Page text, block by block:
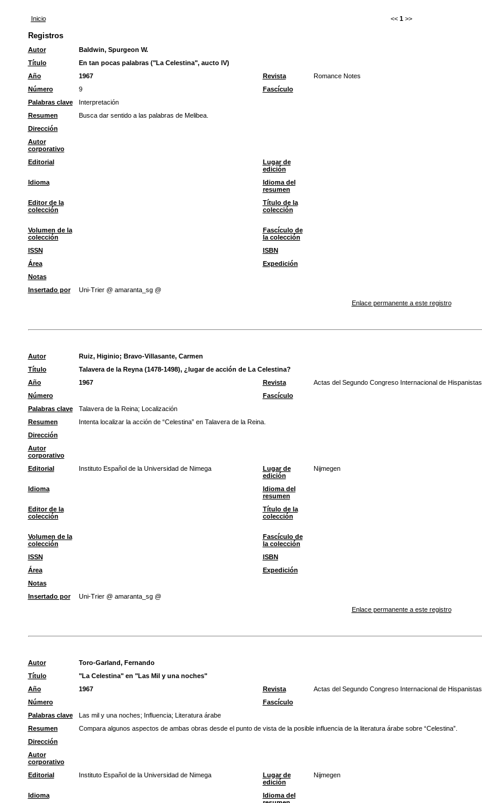
Inicio << 1 >>
Registros
Autor
Baldwin, Spurgeon W.
Título
En tan pocas palabras ("La Celestina", aucto IV)
Año
1967 Revista Romance Notes
Número
9 Fascículo
Palabras clave
Interpretación
Resumen
Busca dar sentido a las palabras de Melibea.
Dirección
Autor
corporativo
Editorial
Lugar de
edición
Idioma
Idioma del
resumen
Editor de la
colección
Título de la
colección
Volumen de la
colección
Fascículo de
la colección
ISSN ISBN
Área
Expedición
Notas
Insertado por
Uni-Trier @ amaranta_sg @
Enlace permanente a este registro
Autor Ruiz, Higinio; Bravo-Villasante, Carmen
Título
Talavera de la Reyna (1478-1498), ¿lugar de acción de La Celestina?
Año
1967 Revista Actas del Segundo Congreso Internacional de Hispanistas
Número
Fascículo
Palabras clave
Talavera de la Reina; Localización
Resumen
Intenta localizar la acción de “Celestina” en Talavera de la Reina.
Dirección
Autor
corporativo
Editorial Instituto Español de la Universidad de Nimega
Lugar de
edición
Nijmegen
Idioma
Idioma del
resumen
Editor de la
colección
Título de la
colección
Volumen de la
colección
Fascículo de
la colección
ISSN ISBN
Área
Expedición
Notas
Insertado por
Uni-Trier @ amaranta_sg @
Enlace permanente a este registro
Autor
Toro-Garland, Fernando
Título
"La Celestina" en "Las Mil y una noches"
Año
1967 Revista Actas del Segundo Congreso Internacional de Hispanistas
Número
Fascículo
Palabras clave
Las mil y una noches; Influencia; Literatura árabe
Resumen
Compara algunos aspectos de ambas obras desde el punto de vista de la posible influencia de la literatura árabe sobre “Celestina”.
Dirección
Autor
corporativo
Editorial Instituto Español de la Universidad de Nimega
Lugar de
edición
Nijmegen
Idioma
Idioma del